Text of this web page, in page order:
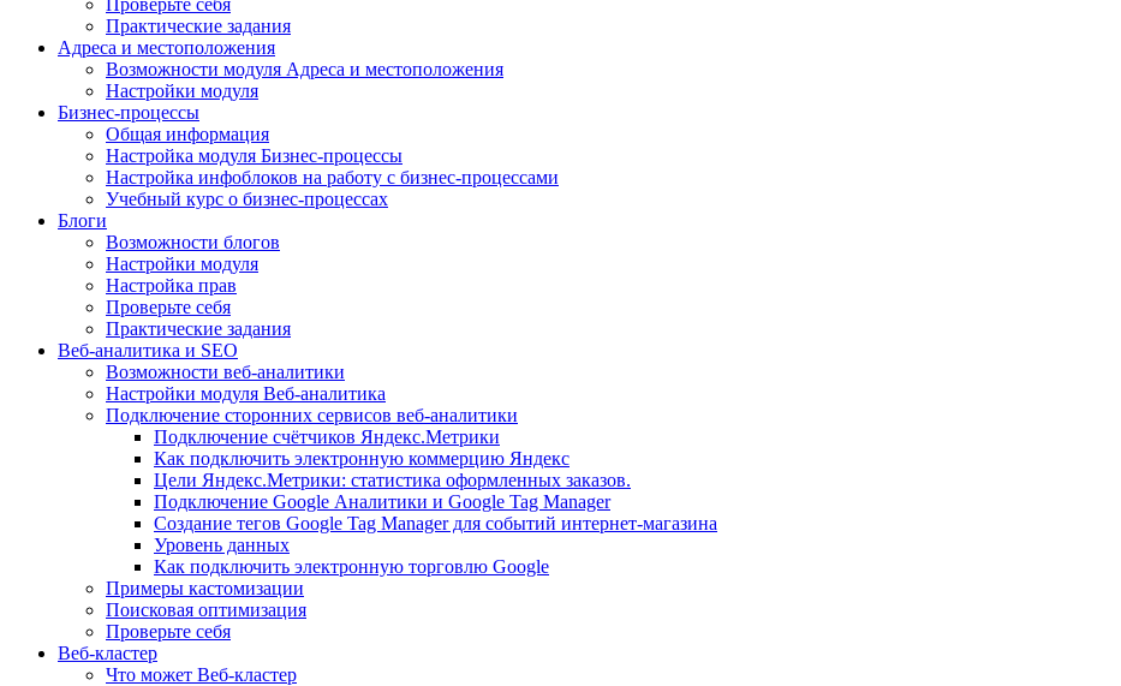
Проверьте себя
Практические задания
Адреса и местоположения
Возможности модуля Адреса и местоположения
Настройки модуля
Бизнес-процессы
Общая информация
Настройка модуля Бизнес-процессы
Настройка инфоблоков на работу с бизнес-процессами
Учебный курс о бизнес-процессах
Блоги
Возможности блогов
Настройки модуля
Настройка прав
Проверьте себя
Практические задания
Веб-аналитика и SEO
Возможности веб-аналитики
Настройки модуля Веб-аналитика
Подключение сторонних сервисов веб-аналитики
Подключение счётчиков Яндекс.Метрики
Как подключить электронную коммерцию Яндекс
Цели Яндекс.Метрики: статистика оформленных заказов.
Подключение Google Аналитики и Google Tag Manager
Создание тегов Google Tag Manager для событий интернет-магазина
Уровень данных
Как подключить электронную торговлю Google
Примеры кастомизации
Поисковая оптимизация
Проверьте себя
Веб-кластер
Что может Веб-кластер